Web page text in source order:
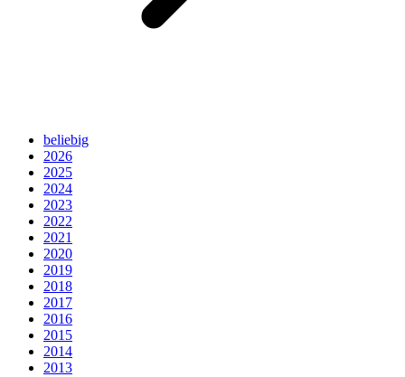
beliebig
2026
2025
2024
2023
2022
2021
2020
2019
2018
2017
2016
2015
2014
2013